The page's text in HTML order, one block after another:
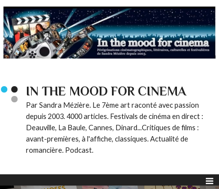
IN THE MOOD FOR CINEMA
Par Sandra Mézière. Le 7ème art raconté avec passion
depuis 2003. 4000 articles. Festivals de cinéma en direct :
Deauville, La Baule, Cannes, Dinard...Critiques de films :
avant-premières, à l'affiche, classiques. Actualité de
romancière. Podcast.